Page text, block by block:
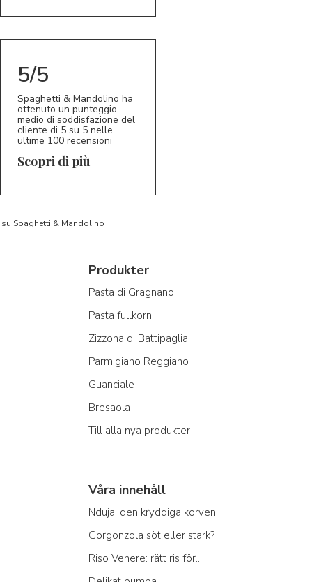
5/5
Spaghetti & Mandolino ha
ottenuto un punteggio
medio di soddisfazione del
cliente di 5 su 5 nelle
ultime 100 recensioni
Scopri di più
Spaghetti & Mandolino
Produkter
Pasta di Gragnano
Pasta fullkorn
Zizzona di Battipaglia
Parmigiano Reggiano
Guanciale
Bresaola
Till alla nya produkter
Våra innehåll
Nduja: den kryddiga korven
Gorgonzola söt eller stark?
Riso Venere: rätt ris för...